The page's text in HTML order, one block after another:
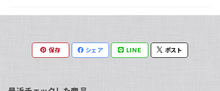
保存 シェア LINE ポスト